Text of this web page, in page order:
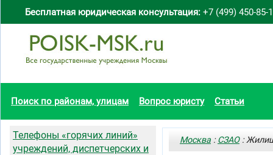
Бесплатная юридическая консультация: +7 (499) 450-85-
Поиск по районам, улицам Вопрос юристу Статьи
Москва :СЗАО:
Телефоны «горячих линий»
учреждений, диспетчерских и